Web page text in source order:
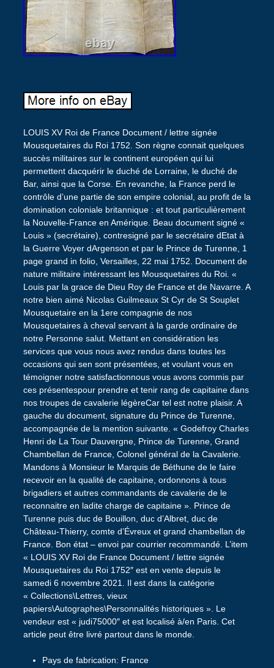
LOUIS XV Roi de France Document / lettre signée
Mousquetaires du Roi 1752. Son règne connait quelques
succès militaires sur le continent européen qui lui
permettent dacquérir le duché de Lorraine, le duché de
Bar, ainsi que la Corse. En revanche, la France perd le
contrôle d’une partie de son empire colonial, au profit de la
domination coloniale britannique : et tout particulièrement
la Nouvelle-France en Amérique. Beau document signé «
Louis » (secrétaire), contresigné par le secrétaire dEtat à
la Guerre Voyer dArgenson et par le Prince de Turenne, 1
page grand in folio, Versailles, 22 mai 1752. Document de
nature militaire intéressant les Mousquetaires du Roi. «
Louis par la grace de Dieu Roy de France et de Navarre. A
notre bien aimé Nicolas Guilmeaux St Cyr de St Souplet
Mousquetaire en la 1ere compagnie de nos
Mousquetaires à cheval servant à la garde ordinaire de
notre Personne salut. Mettant en considération les
services que vous nous avez rendus dans toutes les
occasions qui sen sont présentées, et voulant vous en
témoigner notre satisfactionnous vous avons commis par
ces présentespour prendre et tenir rang de capitaine dans
nos troupes de cavalerie légèreCar tel est notre plaisir. A
gauche du document, signature du Prince de Turenne,
accompagnée de la mention suivante. « Godefroy Charles
Henri de La Tour Dauvergne, Prince de Turenne, Grand
Chambellan de France, Colonel général de la Cavalerie.
Mandons à Monsieur le Marquis de Béthune de le faire
recevoir en la qualité de capitaine, ordonnons à tous
brigadiers et autres commandants de cavalerie de le
reconnaitre en ladite charge de capitaine ». Prince de
Turenne puis duc de Bouillon, duc d’Albret, duc de
Château-Thierry, comte d’Évreux et grand chambellan de
France. Bon état – envoi par courrier recommandé. L’item
« LOUIS XV Roi de France Document / lettre signée
Mousquetaires du Roi 1752″ est en vente depuis le
samedi 6 novembre 2021. Il est dans la catégorie
« Collections\Lettres, vieux
papiers\Autographes\Personnalités historiques ». Le
vendeur est « judi75000″ et est localisé à/en Paris. Cet
article peut être livré partout dans le monde.
Pays de fabrication: France